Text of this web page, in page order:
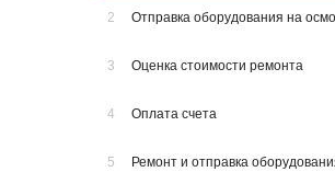
2 Отправка оборудования на
3 Оценка стоимости ремонта
4 Оплата счета
5 Ремонт и отправка